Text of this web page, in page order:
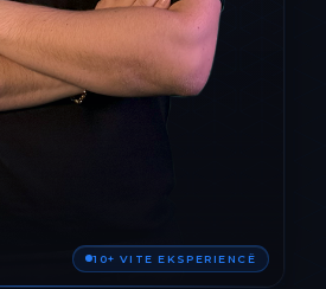
10+ VITE EKSPERIENCË